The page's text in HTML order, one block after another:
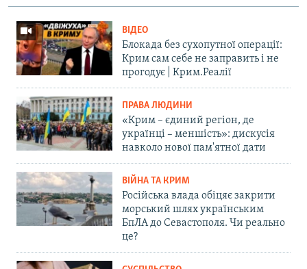
ВІДЕО
Блокада без сухопутної операції:
Крим сам себе не заправить і не
прогодує | Крим.Реалії
ПРАВА ЛЮДИНИ
«Крим – єдиний регіон, де
українці – меншість»: дискусія
навколо нової пам'ятної дати
ВІЙНА ТА КРИМ
Російська влада обіцяє закрити
морський шлях українським
БпЛА до Севастополя. Чи реально
це?